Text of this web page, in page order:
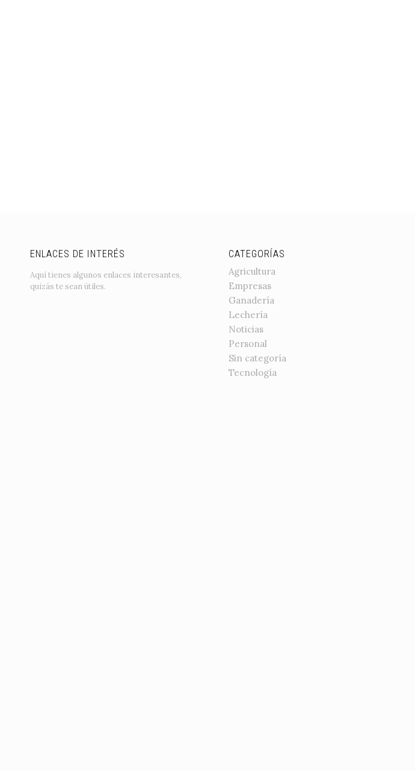
ENLACES DE INTERÉS
Aquí tienes algunos enlaces interesantes,
quizás te sean útiles.
CATEGORÍAS
Agricultura
Empresas
Ganadería
Lechería
Noticias
Personal
Sin categoría
Tecnología